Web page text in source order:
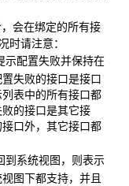
会在绑定的所有接
时请注意：
配置失败并保持在
失败的接口是接口
表中的所有接口都
的接口是其它接
口外，其它接口都
系统视图，则表示
图下都支持，并且